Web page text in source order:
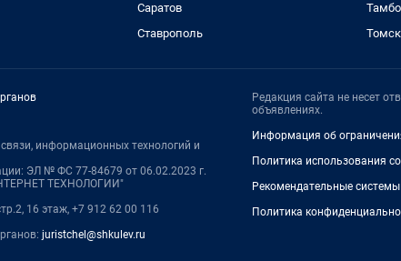
Саратов
Ставрополь
Томск
информационных технологий и
ЭЛ № ФС 77-84679 от 06.02.2023 г.
ТЕХНОЛОГИИ"
16 этаж, +7 912 62 00 116
juristchel@shkulev.ru
Редакция сайта не несет
объявлениях.
Информация об
Политика использования
Рекомендательные системы
Политика